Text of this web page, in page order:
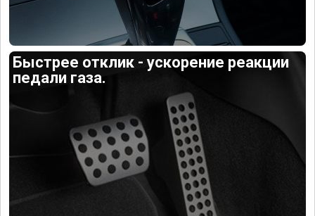
Быстрее отклик - ускорение реакции
педали газа.